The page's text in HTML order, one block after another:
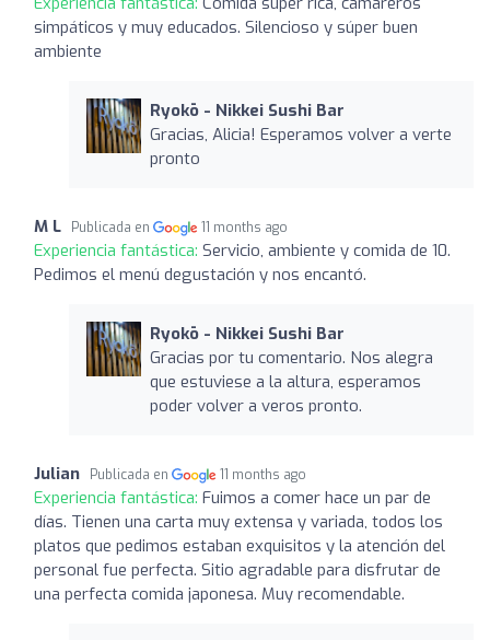
simpáticos y muy educados. Silencioso y súper buen
ambiente
Ryokō - Nikkei Sushi Bar
Gracias, Alicia! Esperamos volver a verte
pronto
M L Publicada en 11 months ago
Experiencia fantástica: Servicio, ambiente y comida de 10.
Pedimos el menú degustación y nos encantó.
Ryokō - Nikkei Sushi Bar
Gracias por tu comentario. Nos alegra
que estuviese a la altura, esperamos
poder volver a veros pronto.
Julian Publicada en 11 months ago
Experiencia fantástica: Fuimos a comer hace un par de
días. Tienen una carta muy extensa y variada, todos los
platos que pedimos estaban exquisitos y la atención del
personal fue perfecta. Sitio agradable para disfrutar de
una perfecta comida japonesa. Muy recomendable.